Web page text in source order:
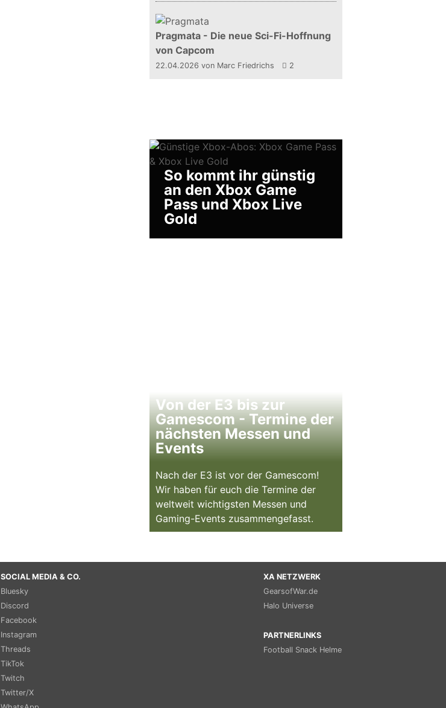
Pragmata - Die neue Sci-Fi-Hoffnung
von Capcom
22.04.2026 von Marc Friedrichs 2
So kommt ihr günstig
an den Xbox Game
Pass und Xbox Live
Gold
Von der E3 bis zur
Gamescom - Termine der
nächsten Messen und
Events
Nach der E3 ist vor der Gamescom!
Wir haben für euch die Termine der
weltweit wichtigsten Messen und
Gaming-Events zusammengefasst.
SOCIAL MEDIA & CO.
Bluesky
Discord
Facebook
Instagram
Threads
TikTok
Twitch
Twitter/X
XA NETZWERK
GearsofWar.de
Halo Universe
PARTNERLINKS
Football Snack Helme